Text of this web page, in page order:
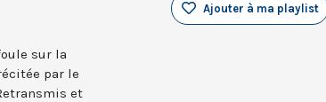
Ajouter à ma playlist
sur la
par le
et